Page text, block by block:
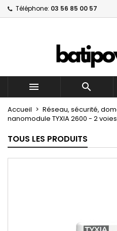
Téléphone: 03 56 85 00 57
 
Accueil Réseau, sécurité,
nanomodule TYXIA 2600 - 2
TOUS LES PRODUITS
Mes listes
Créer une nouvelle liste
Créer une liste
Nom de la liste d'envies
Annuler
Connexion
Vous devez être
à votre liste d'envies.